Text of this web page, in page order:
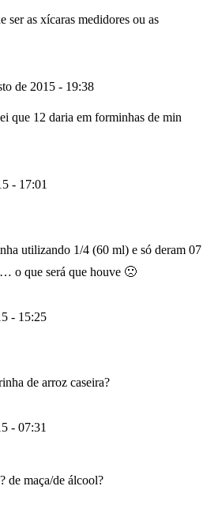
ser as xícaras medidores ou as
de 2015 - 19:38
que 12 daria em forminhas de min
- 17:01
utilizando 1/4 (60 ml) e só deram 07
o que será que houve 🙁
- 15:25
de arroz caseira?
- 07:31
de maça/de álcool?